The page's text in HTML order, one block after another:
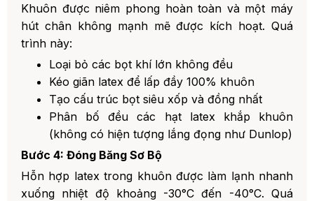
Khuôn được niêm phong hoàn toàn và một máy
hút chân không mạnh mẽ được kích hoạt. Quá
trình này:
Loại bỏ các bọt khí lớn không đều
Kéo giãn latex để lấp đầy 100% khuôn
Tạo cấu trúc bọt siêu xốp và đồng nhất
Phân bố đều các hạt latex khắp khuôn
(không có hiện tượng lắng đọng như Dunlop)
Bước 4: Đóng Băng Sơ Bộ
Hỗn hợp latex trong khuôn được làm lạnh nhanh
xuống nhiệt độ khoảng -30°C đến -40°C. Quá